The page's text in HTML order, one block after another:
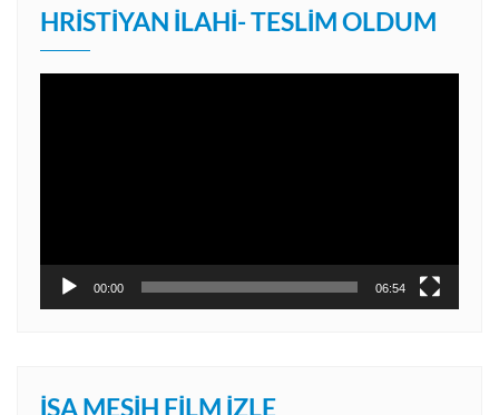
HRISTIYAN İLAHI- TESLIM OLDUM
00:00 06:54
İSA MESIH FILM İZLE